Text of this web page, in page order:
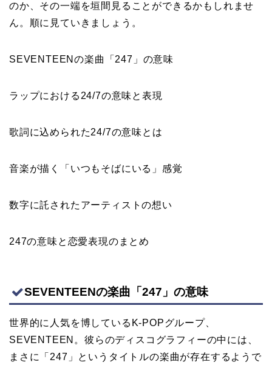
のか、その一端を垣間見ることができるかもしれませ
ん。順に見ていきましょう。
SEVENTEENの楽曲「247」の意味
ラップにおける24/7の意味と表現
歌詞に込められた24/7の意味とは
音楽が描く「いつもそばにいる」感覚
数字に託されたアーティストの想い
247の意味と恋愛表現のまとめ
SEVENTEENの楽曲「247」の意味
世界的に人気を博しているK-POPグループ、
SEVENTEEN。彼らのディスコグラフィーの中には、
まさに「247」というタイトルの楽曲が存在するようで